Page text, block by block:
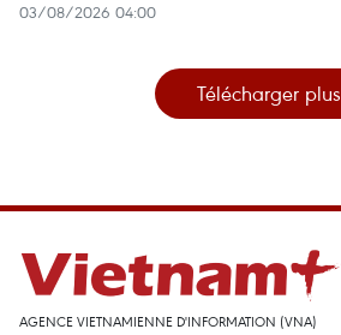
03/08/2026 04:00
Télécharger plus
AGENCE VIETNAMIENNE D'INFORMATION (VNA)